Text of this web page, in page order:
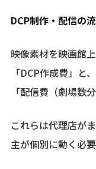
DCP制作・配信の
映像素材を映画館
「DCP作成費」と
「配信費（劇場数
これらは代理店が
主が個別に動く必